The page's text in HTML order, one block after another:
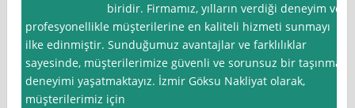
biridir. Firmamız, yılların verdiği deneyim ve
profesyonellikle müşterilerine en kaliteli hizmeti sunmayı
ilke edinmiştir. Sunduğumuz avantajlar ve farklılıklar
sayesinde, müşterilerimize güvenli ve sorunsuz bir taşınma
deneyimi yaşatmaktayız. İzmir Göksu Nakliyat olarak,
müşterilerimiz için